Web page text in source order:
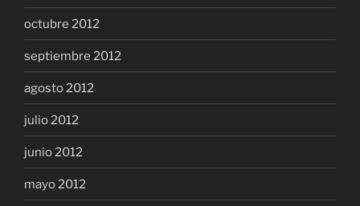
octubre 2012
septiembre 2012
agosto 2012
julio 2012
junio 2012
mayo 2012